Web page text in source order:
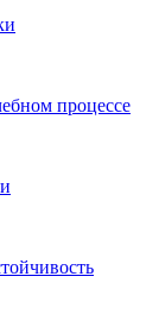
процессе